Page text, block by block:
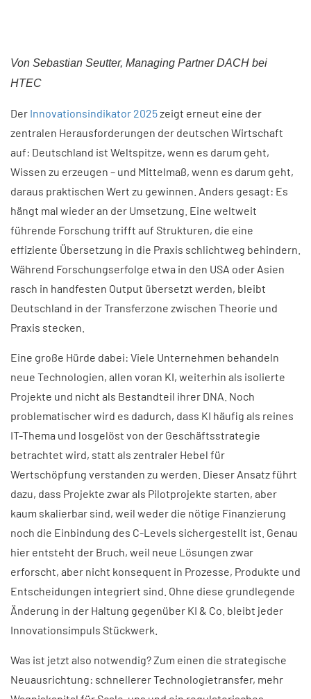
Von Sebastian Seutter, Managing Partner DACH bei
HTEC
Der Innovationsindikator 2025zeigt erneut eine der
zentralen Herausforderungen der deutschen Wirtschaft
auf: Deutschland ist Weltspitze, wenn es darum geht,
Wissen zu erzeugen – und Mittelmaß, wenn es darum geht,
daraus praktischen Wert zu gewinnen. Anders gesagt: Es
hängt mal wieder an der Umsetzung. Eine weltweit
führende Forschung trifft auf Strukturen, die eine
effiziente Übersetzung in die Praxis schlichtweg behindern.
Während Forschungserfolge etwa in den USA oder Asien
rasch in handfesten Output übersetzt werden, bleibt
Deutschland in der Transferzone zwischen Theorie und
Praxis stecken.
Eine große Hürde dabei: Viele Unternehmen behandeln
neue Technologien, allen voran KI, weiterhin als isolierte
Projekte und nicht als Bestandteil ihrer DNA. Noch
problematischer wird es dadurch, dass KI häufig als reines
IT-Thema und losgelöst von der Geschäftsstrategie
betrachtet wird, statt als zentraler Hebel für
Wertschöpfung verstanden zu werden. Dieser Ansatz führt
dazu, dass Projekte zwar als Pilotprojekte starten, aber
kaum skalierbar sind, weil weder die nötige Finanzierung
noch die Einbindung des C-Levels sichergestellt ist. Genau
hier entsteht der Bruch, weil neue Lösungen zwar
erforscht, aber nicht konsequent in Prozesse, Produkte und
Entscheidungen integriert sind. Ohne diese grundlegende
Änderung in der Haltung gegenüber KI & Co. bleibt jeder
Innovationsimpuls Stückwerk.
Was ist jetzt also notwendig? Zum einen die strategische
Neuausrichtung: schnellerer Technologietransfer, mehr